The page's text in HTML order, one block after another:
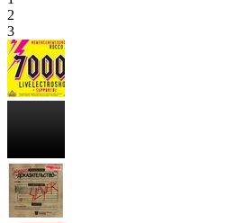
2
3